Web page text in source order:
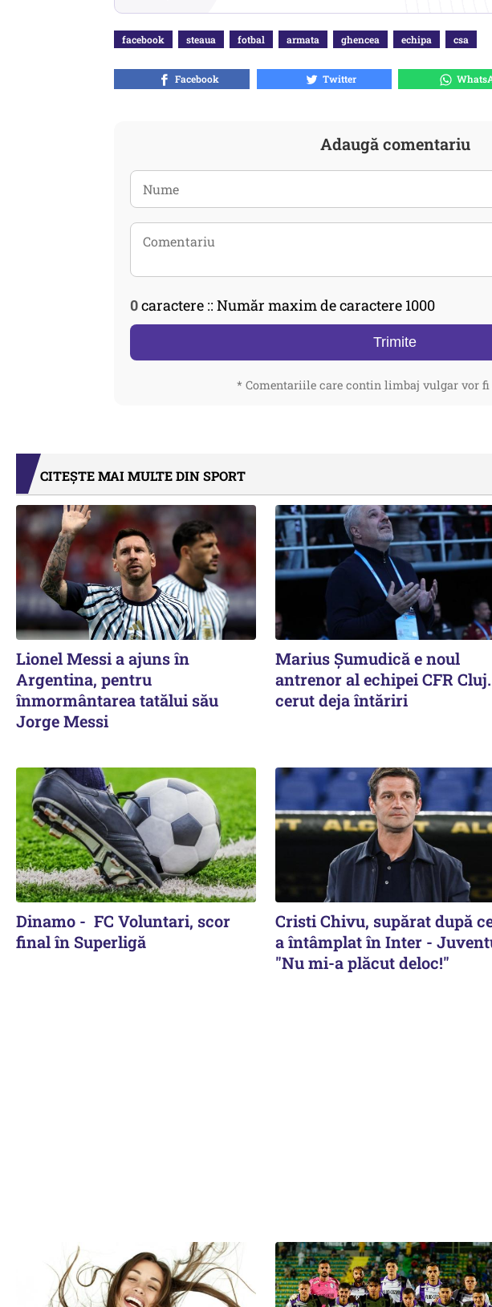
facebook steaua fotbal armata ghencea echipa csa
Facebook Twitter
Adaugă comentariu
0caractere :: Număr maxim de caractere 1000
Trimite
* Comentariile care contin limbaj vulgar vor fi
CITEȘTE MAI MULTE DIN SPORT
Lionel Messi a ajuns în
Argentina, pentru
înmormântarea tatălui său
Jorge Messi
Marius Șumudică e noul
antrenor al echipei CFR
cerut deja întăriri
Dinamo - FC Voluntari, scor
final în Superligă
Cristi Chivu, supărat după
a întâmplat în Inter -
"Nu mi-a plăcut deloc!"